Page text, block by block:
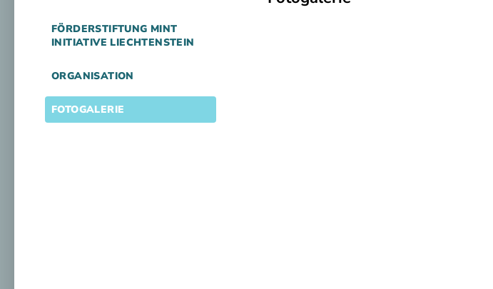
FÖRDERSTIFTUNG MINT
INITIATIVE LIECHTENSTEIN
ORGANISATION
FOTOGALERIE